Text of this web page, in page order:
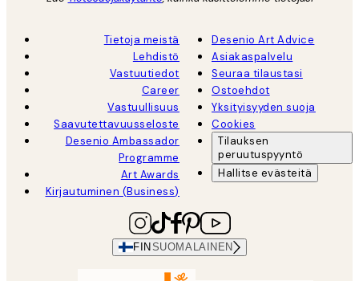
Tietoja meistä
Lehdistö
Vastuutiedot
Career
Vastuullisuus
Saavutettavuusseloste
Desenio Ambassador
Programme
Art Awards
Kirjautuminen (Business)
Desenio Art Advice
Asiakaspalvelu
Seuraa tilaustasi
Ostoehdot
Yksityisyyden suoja
Cookies
Tilauksen
peruutuspyyntö
Hallitse evästeitä
FIN SUOMALAINEN